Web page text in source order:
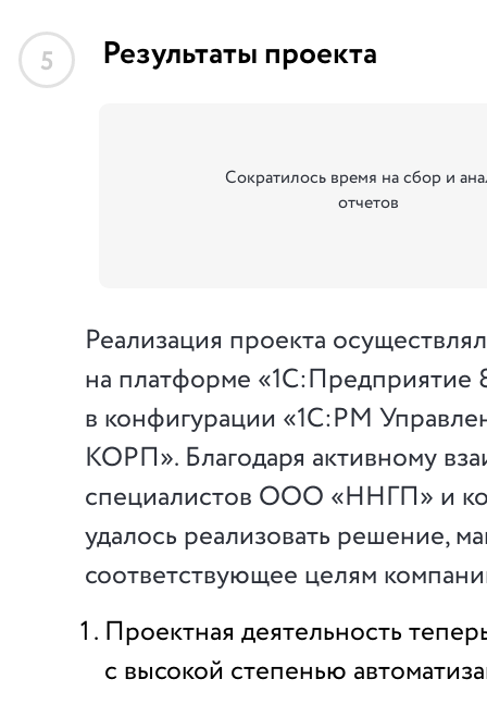
5 Результаты проекта
Сократилось время на сбор и
отчетов
Реализация проекта
на платформе «1С:Предприятие
в конфигурации «1С:PM
КОРП». Благодаря активному
специалистов ООО «ННГП» и
удалось реализовать решение,
соответствующее целям
Проектная деятельность
с высокой степенью